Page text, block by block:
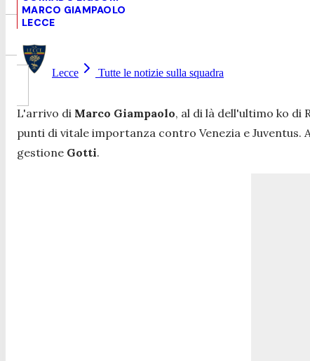
MARCO GIAMPAOLO
LECCE
Lecce Tutte le notizie sulla squadra
L'arrivo di Marco Giampaolo, al di là dell'ultimo ko di
punti di vitale importanza contro Venezia e
gestione Gotti.